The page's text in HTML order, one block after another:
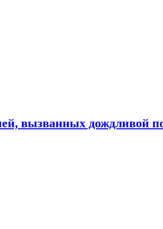
вызванных дождливой